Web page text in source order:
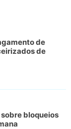
de
de
bloqueios